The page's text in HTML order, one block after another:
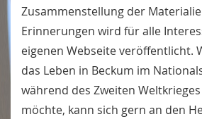
Zusammenstellung der
Erinnerungen wird für alle
eigenen Webseite veröffentlicht.
das Leben in Beckum im
während des Zweiten
möchte, kann sich gern an den